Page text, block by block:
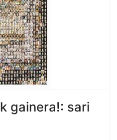
gainera!: sari